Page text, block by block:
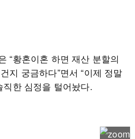
“황혼이혼 하면 재산 분할의
지 궁금하다”면서 “이제 정말
직한 심정을 털어놨다.